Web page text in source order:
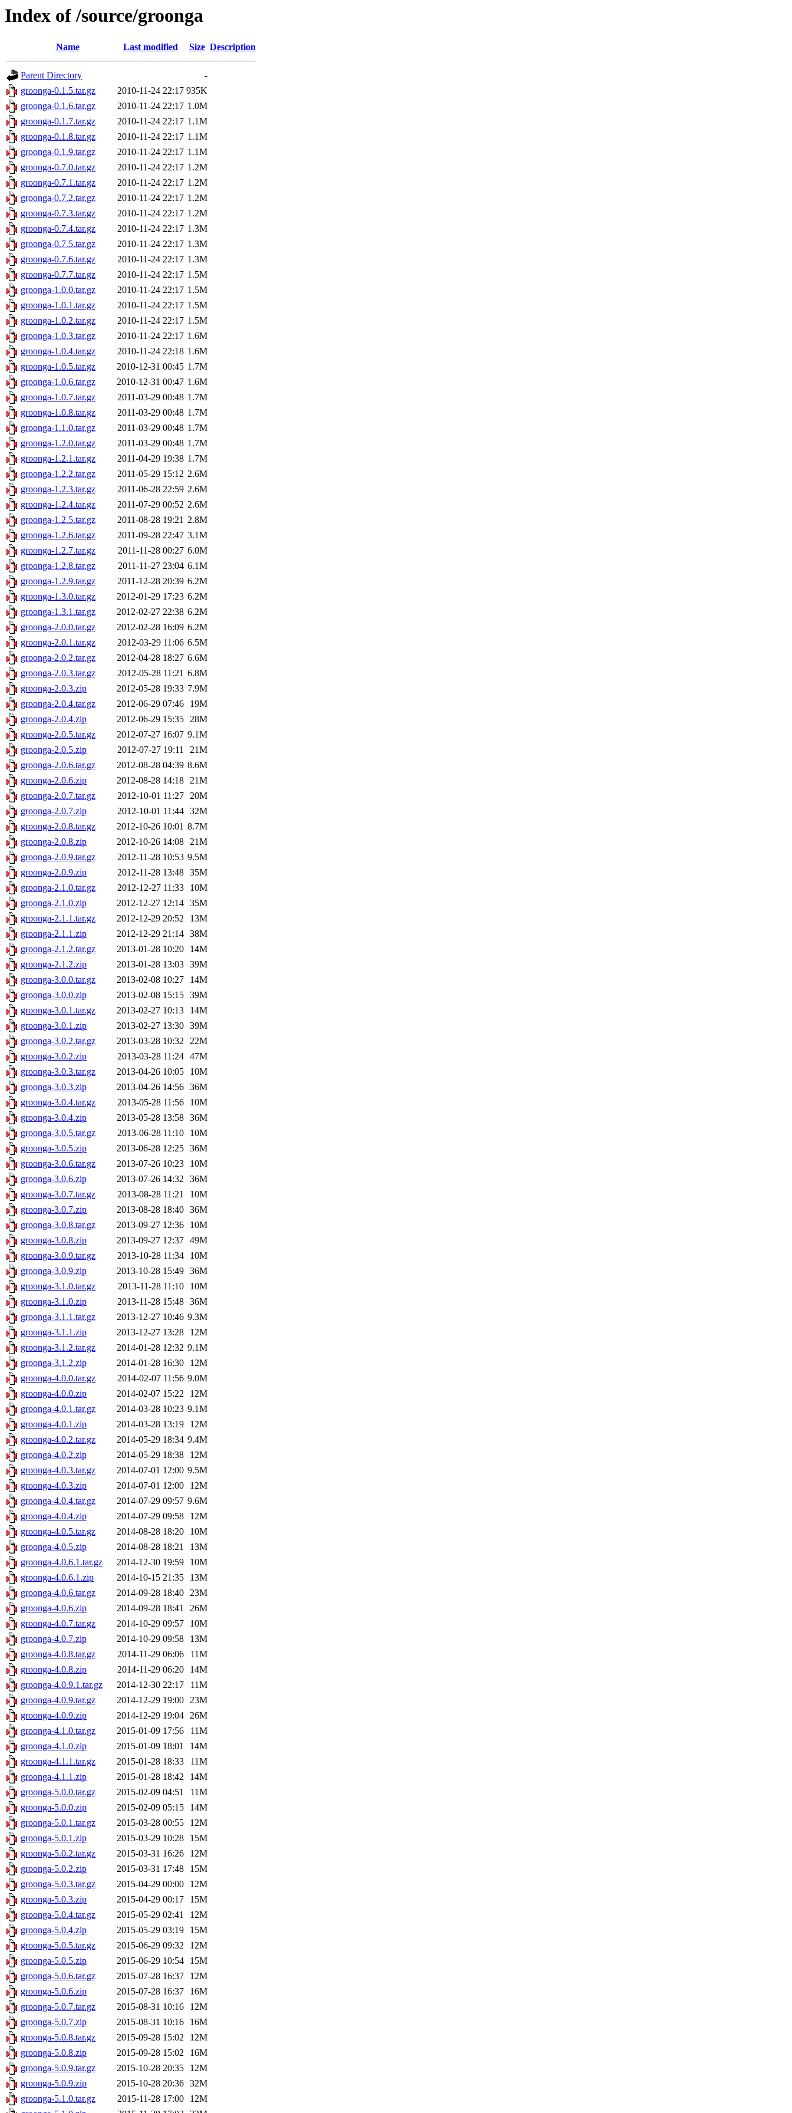
Index of /source/groonga
Name Last modified Size Description
Parent Directory
-
groonga-0.1.5.tar.gz
2010-11-24 22:17 935K
groonga-0.1.6.tar.gz
2010-11-24 22:17 1.0M
groonga-0.1.7.tar.gz
2010-11-24 22:17 1.1M
groonga-0.1.8.tar.gz
2010-11-24 22:17 1.1M
groonga-0.1.9.tar.gz
2010-11-24 22:17 1.1M
groonga-0.7.0.tar.gz
2010-11-24 22:17 1.2M
groonga-0.7.1.tar.gz
2010-11-24 22:17 1.2M
groonga-0.7.2.tar.gz
2010-11-24 22:17 1.2M
groonga-0.7.3.tar.gz
2010-11-24 22:17 1.2M
groonga-0.7.4.tar.gz
2010-11-24 22:17 1.3M
groonga-0.7.5.tar.gz
2010-11-24 22:17 1.3M
groonga-0.7.6.tar.gz
2010-11-24 22:17 1.3M
groonga-0.7.7.tar.gz
2010-11-24 22:17 1.5M
groonga-1.0.0.tar.gz
2010-11-24 22:17 1.5M
groonga-1.0.1.tar.gz
2010-11-24 22:17 1.5M
groonga-1.0.2.tar.gz
2010-11-24 22:17 1.5M
groonga-1.0.3.tar.gz
2010-11-24 22:17 1.6M
groonga-1.0.4.tar.gz
2010-11-24 22:18 1.6M
groonga-1.0.5.tar.gz
2010-12-31 00:45 1.7M
groonga-1.0.6.tar.gz
2010-12-31 00:47 1.6M
groonga-1.0.7.tar.gz
2011-03-29 00:48 1.7M
groonga-1.0.8.tar.gz
2011-03-29 00:48 1.7M
groonga-1.1.0.tar.gz
2011-03-29 00:48 1.7M
groonga-1.2.0.tar.gz
2011-03-29 00:48 1.7M
groonga-1.2.1.tar.gz
2011-04-29 19:38 1.7M
groonga-1.2.2.tar.gz
2011-05-29 15:12 2.6M
groonga-1.2.3.tar.gz
2011-06-28 22:59 2.6M
groonga-1.2.4.tar.gz
2011-07-29 00:52 2.6M
groonga-1.2.5.tar.gz
2011-08-28 19:21 2.8M
groonga-1.2.6.tar.gz
2011-09-28 22:47 3.1M
groonga-1.2.7.tar.gz
2011-11-28 00:27 6.0M
groonga-1.2.8.tar.gz
2011-11-27 23:04 6.1M
groonga-1.2.9.tar.gz
2011-12-28 20:39 6.2M
groonga-1.3.0.tar.gz
2012-01-29 17:23 6.2M
groonga-1.3.1.tar.gz
2012-02-27 22:38 6.2M
groonga-2.0.0.tar.gz
2012-02-28 16:09 6.2M
groonga-2.0.1.tar.gz
2012-03-29 11:06 6.5M
groonga-2.0.2.tar.gz
2012-04-28 18:27 6.6M
groonga-2.0.3.tar.gz
2012-05-28 11:21 6.8M
groonga-2.0.3.zip
2012-05-28 19:33 7.9M
groonga-2.0.4.tar.gz
2012-06-29 07:46
19M
groonga-2.0.4.zip
2012-06-29 15:35 28M
groonga-2.0.5.tar.gz
2012-07-27 16:07 9.1M
groonga-2.0.5.zip
2012-07-27 19:11
21M
groonga-2.0.6.tar.gz
2012-08-28 04:39 8.6M
groonga-2.0.6.zip
2012-08-28 14:18 21M
groonga-2.0.7.tar.gz
2012-10-01 11:27 20M
groonga-2.0.7.zip
2012-10-01 11:44 32M
groonga-2.0.8.tar.gz
2012-10-26 10:01 8.7M
groonga-2.0.8.zip
2012-10-26 14:08 21M
groonga-2.0.9.tar.gz
2012-11-28 10:53 9.5M
groonga-2.0.9.zip
2012-11-28 13:48 35M
groonga-2.1.0.tar.gz
2012-12-27 11:33
10M
groonga-2.1.0.zip
2012-12-27 12:14 35M
groonga-2.1.1.tar.gz
2012-12-29 20:52
13M
groonga-2.1.1.zip
2012-12-29 21:14 38M
groonga-2.1.2.tar.gz
2013-01-28 10:20
14M
groonga-2.1.2.zip
2013-01-28 13:03 39M
groonga-3.0.0.tar.gz
2013-02-08 10:27
14M
groonga-3.0.0.zip
2013-02-08 15:15 39M
groonga-3.0.1.tar.gz
2013-02-27 10:13
14M
groonga-3.0.1.zip
2013-02-27 13:30 39M
groonga-3.0.2.tar.gz
2013-03-28 10:32 22M
groonga-3.0.2.zip
2013-03-28 11:24 47M
groonga-3.0.3.tar.gz
2013-04-26 10:05
10M
groonga-3.0.3.zip
2013-04-26 14:56 36M
groonga-3.0.4.tar.gz
2013-05-28 11:56
10M
groonga-3.0.4.zip
2013-05-28 13:58 36M
groonga-3.0.5.tar.gz
2013-06-28 11:10
10M
groonga-3.0.5.zip
2013-06-28 12:25 36M
groonga-3.0.6.tar.gz
2013-07-26 10:23
10M
groonga-3.0.6.zip
2013-07-26 14:32 36M
groonga-3.0.7.tar.gz
2013-08-28 11:21
10M
groonga-3.0.7.zip
2013-08-28 18:40 36M
groonga-3.0.8.tar.gz
2013-09-27 12:36
10M
groonga-3.0.8.zip
2013-09-27 12:37 49M
groonga-3.0.9.tar.gz
2013-10-28 11:34
10M
groonga-3.0.9.zip
2013-10-28 15:49 36M
groonga-3.1.0.tar.gz
2013-11-28 11:10
10M
groonga-3.1.0.zip
2013-11-28 15:48 36M
groonga-3.1.1.tar.gz
2013-12-27 10:46 9.3M
groonga-3.1.1.zip
2013-12-27 13:28
12M
groonga-3.1.2.tar.gz
2014-01-28 12:32 9.1M
groonga-3.1.2.zip
2014-01-28 16:30
12M
groonga-4.0.0.tar.gz
2014-02-07 11:56 9.0M
groonga-4.0.0.zip
2014-02-07 15:22
12M
groonga-4.0.1.tar.gz
2014-03-28 10:23 9.1M
groonga-4.0.1.zip
2014-03-28 13:19
12M
groonga-4.0.2.tar.gz
2014-05-29 18:34 9.4M
groonga-4.0.2.zip
2014-05-29 18:38
12M
groonga-4.0.3.tar.gz
2014-07-01 12:00 9.5M
groonga-4.0.3.zip
2014-07-01 12:00
12M
groonga-4.0.4.tar.gz
2014-07-29 09:57 9.6M
groonga-4.0.4.zip
2014-07-29 09:58
12M
groonga-4.0.5.tar.gz
2014-08-28 18:20
10M
groonga-4.0.5.zip
2014-08-28 18:21
13M
groonga-4.0.6.1.tar.gz
2014-12-30 19:59
10M
groonga-4.0.6.1.zip
2014-10-15 21:35
13M
groonga-4.0.6.tar.gz
2014-09-28 18:40 23M
groonga-4.0.6.zip
2014-09-28 18:41
26M
groonga-4.0.7.tar.gz
2014-10-29 09:57
10M
groonga-4.0.7.zip
2014-10-29 09:58
13M
groonga-4.0.8.tar.gz
2014-11-29 06:06
11M
groonga-4.0.8.zip
2014-11-29 06:20
14M
groonga-4.0.9.1.tar.gz
2014-12-30 22:17
11M
groonga-4.0.9.tar.gz
2014-12-29 19:00 23M
groonga-4.0.9.zip
2014-12-29 19:04 26M
groonga-4.1.0.tar.gz
2015-01-09 17:56
11M
groonga-4.1.0.zip
2015-01-09 18:01
14M
groonga-4.1.1.tar.gz
2015-01-28 18:33
11M
groonga-4.1.1.zip
2015-01-28 18:42
14M
groonga-5.0.0.tar.gz
2015-02-09 04:51
11M
groonga-5.0.0.zip
2015-02-09 05:15
14M
groonga-5.0.1.tar.gz
2015-03-28 00:55
12M
groonga-5.0.1.zip
2015-03-29 10:28
15M
groonga-5.0.2.tar.gz
2015-03-31 16:26
12M
groonga-5.0.2.zip
2015-03-31 17:48
15M
groonga-5.0.3.tar.gz
2015-04-29 00:00
12M
groonga-5.0.3.zip
2015-04-29 00:17
15M
groonga-5.0.4.tar.gz
2015-05-29 02:41
12M
groonga-5.0.4.zip
2015-05-29 03:19
15M
groonga-5.0.5.tar.gz
2015-06-29 09:32
12M
groonga-5.0.5.zip
2015-06-29 10:54
15M
groonga-5.0.6.tar.gz
2015-07-28 16:37
12M
groonga-5.0.6.zip
2015-07-28 16:37
16M
groonga-5.0.7.tar.gz
2015-08-31 10:16
12M
groonga-5.0.7.zip
2015-08-31 10:16
16M
groonga-5.0.8.tar.gz
2015-09-28 15:02
12M
groonga-5.0.8.zip
2015-09-28 15:02
16M
groonga-5.0.9.tar.gz
2015-10-28 20:35
12M
groonga-5.0.9.zip
2015-10-28 20:36 32M
groonga-5.1.0.tar.gz
2015-11-28 17:00
12M